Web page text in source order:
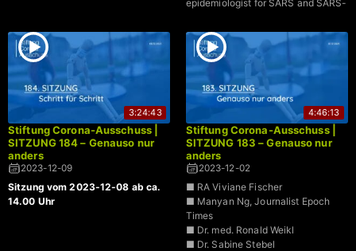
epidemiologist for SARS and SARS-
3:24:43
Stiftung Corona-Ausschuss |
SITZUNG 184 – Genauso nur
anders
2023-12-09
Sitzung vom 2023-12-08 ab ca.
14.00 Uhr
4:46:13
Stiftung Corona-Ausschuss |
SITZUNG 183 – Genauso nur
anders
2023-12-02
■ RA Viviane Fischer
■ Manyan Ng, Journalist Epoch
Times
■ Dr. med. Ronald Weikl
■ Dr. Sabine Stebel